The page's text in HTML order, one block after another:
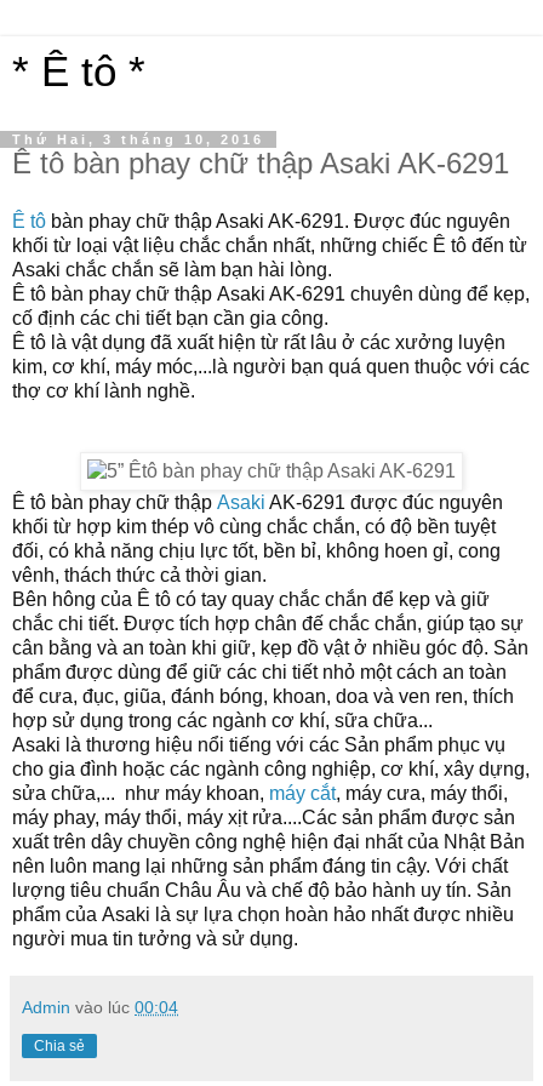
* Ê tô *
Thứ Hai, 3 tháng 10, 2016
Ê tô bàn phay chữ thập Asaki AK-6291
Ê tô bàn phay chữ thập Asaki AK-6291. Được đúc nguyên
khối từ loại vật liệu chắc chắn nhất, những chiếc Ê tô đến từ
Asaki chắc chắn sẽ làm bạn hài lòng.
Ê tô bàn phay chữ thập Asaki AK-6291 chuyên dùng để kẹp,
cố định các chi tiết bạn cần gia công.
Ê tô là vật dụng đã xuất hiện từ rất lâu ở các xưởng luyện
kim, cơ khí, máy móc,...là người bạn quá quen thuộc với các
thợ cơ khí lành nghề.
Ê tô bàn phay chữ thập Asaki AK-6291 được đúc nguyên
khối từ hợp kim thép vô cùng chắc chắn, có độ bền tuyệt
đối, có khả năng chịu lực tốt, bền bỉ, không hoen gỉ, cong
vênh, thách thức cả thời gian.
Bên hông của Ê tô có tay quay chắc chắn để kẹp và giữ
chắc chi tiết. Được tích hợp chân đế chắc chắn, giúp tạo sự
cân bằng và an toàn khi giữ, kẹp đồ vật ở nhiều góc độ. Sản
phẩm được dùng để giữ các chi tiết nhỏ một cách an toàn
để cưa, đục, giũa, đánh bóng, khoan, doa và ven ren, thích
hợp sử dụng trong các ngành cơ khí, sữa chữa...
Asaki là thương hiệu nổi tiếng với các Sản phẩm phục vụ
cho gia đình hoặc các ngành công nghiệp, cơ khí, xây dựng,
sửa chữa,... như máy khoan, máy cắt, máy cưa, máy thổi,
máy phay, máy thổi, máy xịt rửa....Các sản phẩm được sản
xuất trên dây chuyền công nghệ hiện đại nhất của Nhật Bản
nên luôn mang lại những sản phẩm đáng tin cậy. Với chất
lượng tiêu chuẩn Châu Âu và chế độ bảo hành uy tín. Sản
phẩm của Asaki là sự lựa chọn hoàn hảo nhất được nhiều
người mua tin tưởng và sử dụng.
Admin vào lúc 00:04
Chia sẻ